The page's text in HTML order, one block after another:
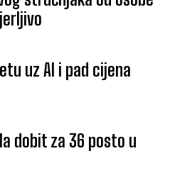
uz AI i pad cijena
dobit za 36 posto u